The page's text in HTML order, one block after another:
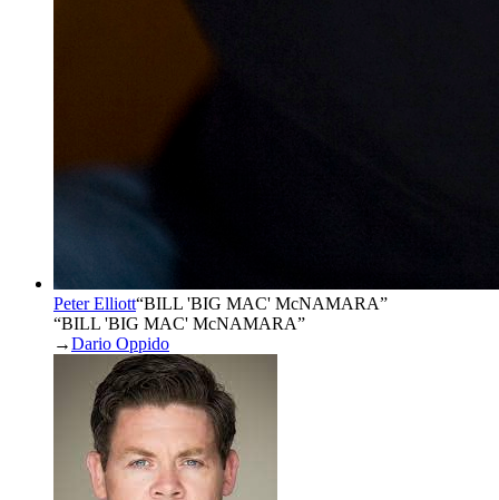
Peter Elliott“BILL 'BIG MAC' McNAMARA”
“BILL 'BIG MAC' McNAMARA”
→Dario Oppido